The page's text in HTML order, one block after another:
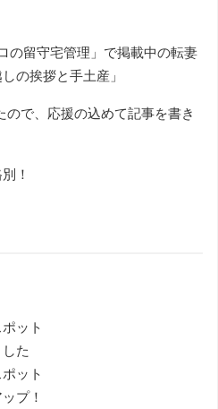
の留守宅管理」で掲載中の転妻
の挨拶と手土産」
で、応援の込めて記事を書き
！
ット
た
ット
プ！